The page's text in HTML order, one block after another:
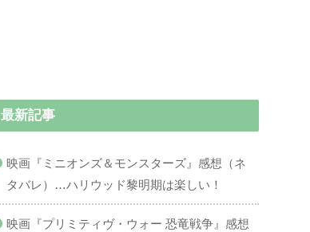
最新記事
映画『ミニオンズ＆モンスターズ』感想（ネ
タバレ）…ハリウッド黎明期は楽しい！
映画『プリミティヴ・ウォー 恐竜戦争』感想